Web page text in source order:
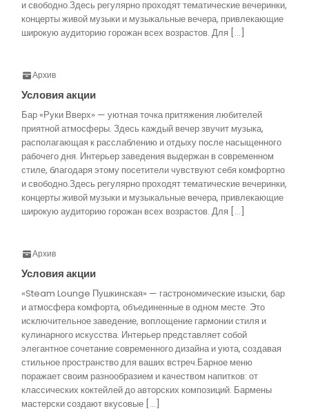
и свободно.Здесь регулярно проходят тематические вечеринки,
концерты живой музыки и музыкальные вечера, привлекающие
широкую аудиторию горожан всех возрастов. Для […]
Архив
Условия акции
Бар «Руки Вверх» — уютная точка притяжения любителей
приятной атмосферы. Здесь каждый вечер звучит музыка,
располагающая к расслаблению и отдыху после насыщенного
рабочего дня. Интерьер заведения выдержан в современном
стиле, благодаря этому посетители чувствуют себя комфортно
и свободно.Здесь регулярно проходят тематические вечеринки,
концерты живой музыки и музыкальные вечера, привлекающие
широкую аудиторию горожан всех возрастов. Для […]
Архив
Условия акции
«Steam Lounge Пушкинская» — гастрономические изыски, бар
и атмосфера комфорта, объединенные в одном месте. Это
исключительное заведение, воплощение гармонии стиля и
кулинарного искусства. Интерьер представляет собой
элегантное сочетание современного дизайна и уюта, создавая
стильное пространство для ваших встреч.Барное меню
поражает своим разнообразием и качеством напитков: от
классических коктейлей до авторских композиций. Бармены
мастерски создают вкусовые […]